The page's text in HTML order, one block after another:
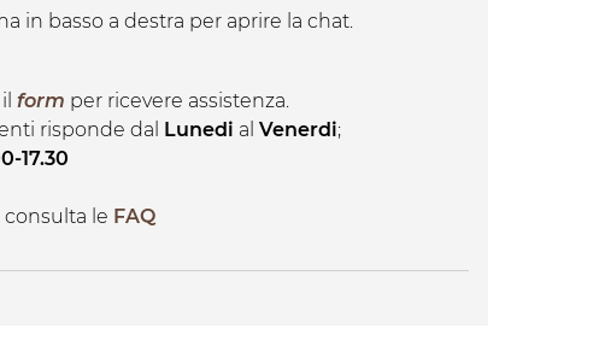
in basso a destra per aprire la chat.
form per ricevere assistenza.
risponde dal Lunedi al Venerdi;
17.30
le FAQ